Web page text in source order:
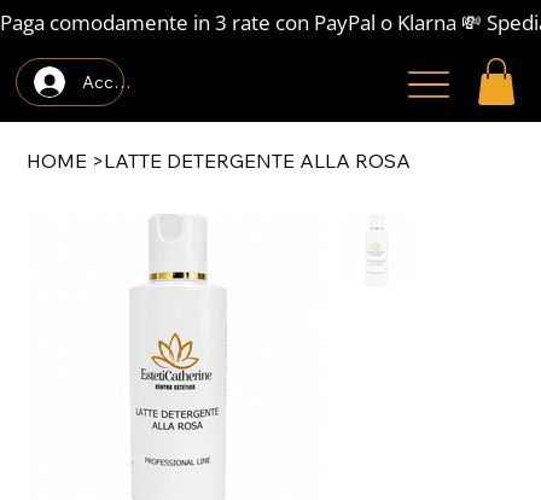
Paga comodamente in 3 rate con PayPal o Klarna 💸
Accedi
HOME >LATTE DETERGENTE ALLA ROSA